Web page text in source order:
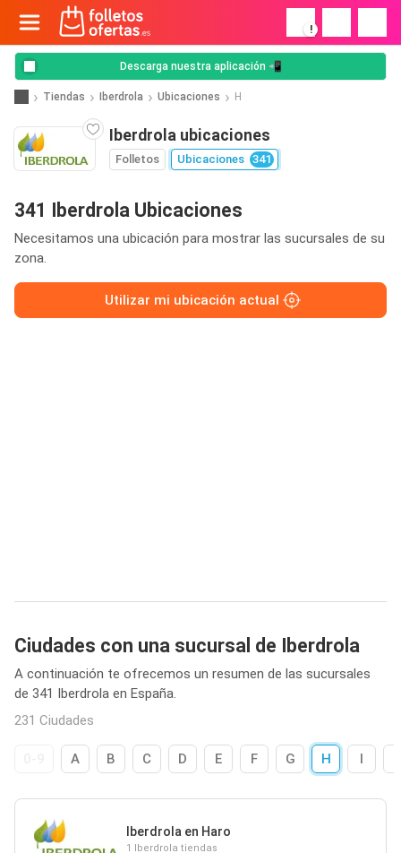
!
Descarga nuestra aplicación 📲
Tiendas Iberdrola Ubicaciones H
Iberdrola ubicaciones
Folletos Ubicaciones 341
341 Iberdrola Ubicaciones
Necesitamos una ubicación para mostrar las sucursales de su
zona.
Utilizar mi ubicación actual
Ciudades con una sucursal de Iberdrola
A continuación te ofrecemos un resumen de las sucursales
de 341 Iberdrola en España.
231 Ciudades
A B C D E F G H I
Iberdrola en Haro
1 Iberdrola tiendas